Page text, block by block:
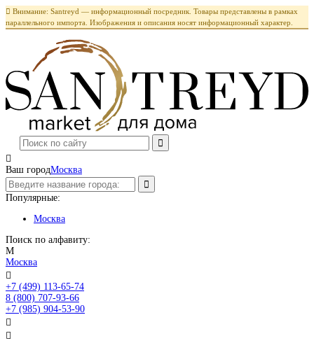
 Внимание: Santreyd — информационный посредник. Товары представлены в рамках
параллельного импорта. Изображения и описания носят информационный характер.

Ваш городМосква
Популярные:
Москва
Поиск по алфавиту:
М
Москва

+7 (499) 113-65-74
8 (800) 707-93-66
+7 (985) 904-53-90

